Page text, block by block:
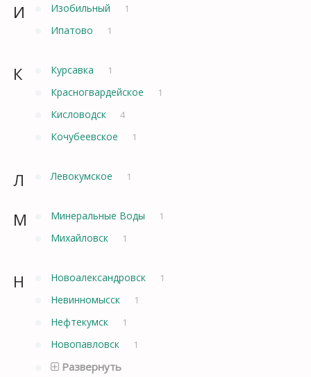
И Изобильный 1
Ипатово 1
К Курсавка 1
Красногвардейское 1
Кисловодск 4
Кочубеевское 1
Л Левокумское 1
М Минеральные Воды 1
Михайловск 1
Н Новоалександровск 1
Невинномысск 1
Нефтекумск 1
Новопавловск 1
Развернуть